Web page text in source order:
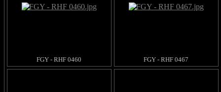
FGY - RHF 0460 FGY - RHF 0467